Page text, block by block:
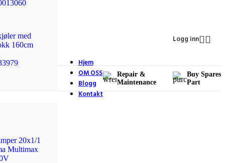
Logg inn
med
160cm
20x1/1
Multimax
Hjem
OM OSS
Blogg
Kontakt
Repair &
Maintenance
Buy Spares
Part